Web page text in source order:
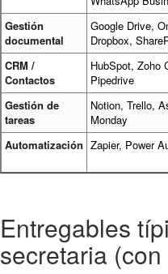
Gestión
documental
Google Drive,
Dropbox,
CRM /
Contactos
HubSpot, Zoho
Pipedrive
Gestión de
tareas
Notion, Trello,
Monday
Automatización Zapier, Power
Entregables
secretaria